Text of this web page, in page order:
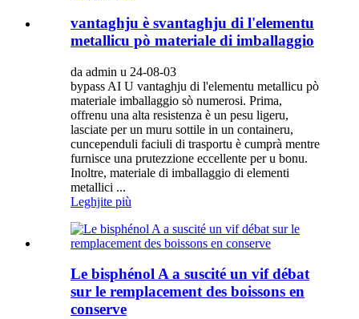
vantaghju è svantaghju di l'elementu
metallicu pò materiale di imballaggio
da admin u 24-08-03
bypass AI U vantaghju di l'elementu metallicu pò
materiale imballaggio sò numerosi. Prima,
offrenu una alta resistenza è un pesu ligeru,
lasciate per un muru sottile in un containeru,
cuncependuli faciuli di trasportu è cumprà mentre
furnisce una prutezzione eccellente per u bonu.
Inoltre, materiale di imballaggio di elementi
metallici ...
Leghjite più
Le bisphénol A a suscité un vif débat
sur le remplacement des boissons en
conserve